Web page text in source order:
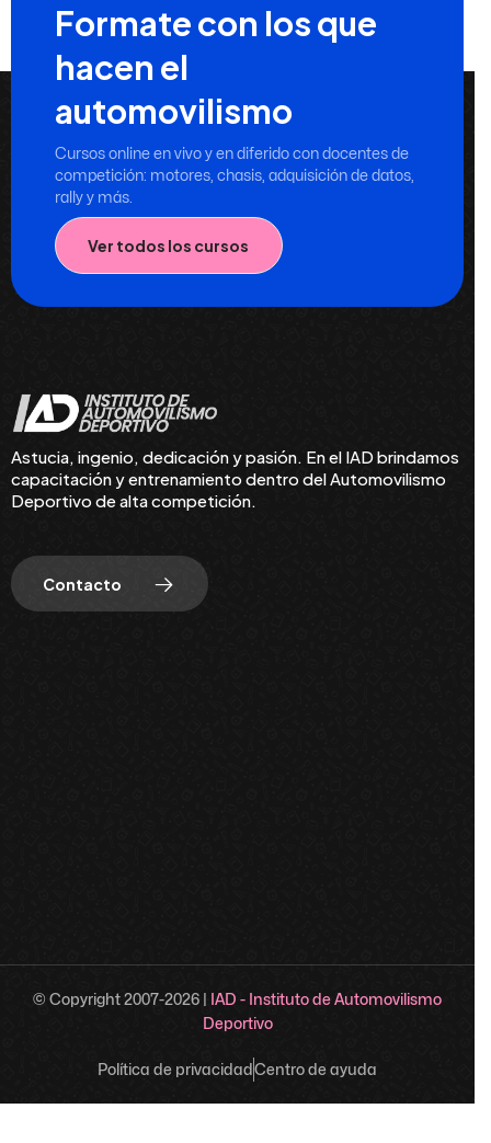
Formate con los que
hacen el
automovilismo
Cursos online en vivo y en diferido con docentes de
competición: motores, chasis, adquisición de datos,
rally y más.
Ver todos los cursos
Astucia, ingenio, dedicación y pasión. En el IAD brindamos
capacitación y entrenamiento dentro del Automovilismo
Deportivo de alta competición.
Contacto
© Copyright 2007-2026
IAD - Instituto de Automovilismo
Deportivo
Política de privacidadCentro de ayuda